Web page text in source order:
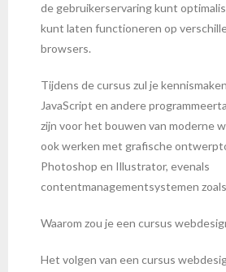
de gebruikerservaring kunt
kunt laten functioneren op
browsers.
Tijdens de cursus zul je
JavaScript en andere
zijn voor het bouwen van moderne
ook werken met grafische
Photoshop en Illustrator, evenals
contentmanagementsystemen
Waarom zou je een cursus
Het volgen van een cursus